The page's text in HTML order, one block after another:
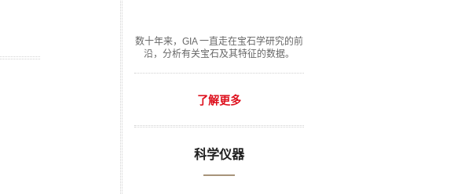
数十年来，GIA 一直走在宝石学研究的前
沿，分析有关宝石及其特征的数据。
了解更多
科学仪器